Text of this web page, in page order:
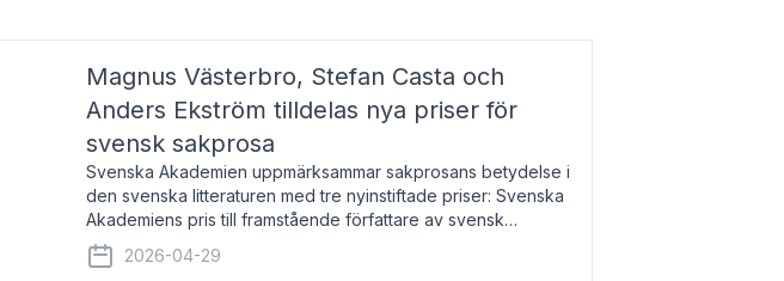
Magnus Västerbro, Stefan Casta och
Anders Ekström tilldelas nya priser för
svensk sakprosa
Svenska Akademien uppmärksammar sakprosans betydelse i
den svenska litteraturen med tre nyinstiftade priser: Svenska
Akademiens pris till framstående författare av svensk
sakprosa som i år går till Magnus Västerbro, Svenska
Akademiens pris
2026-04-29